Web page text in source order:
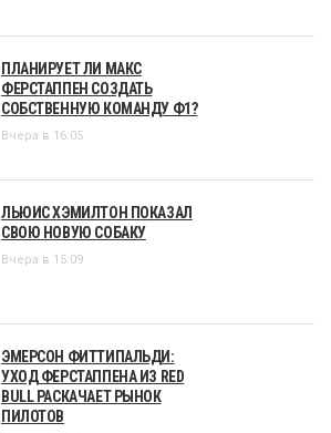
ПЛАНИРУЕТ ЛИ МАКС
ФЕРСТАППЕН СОЗДАТЬ
СОБСТВЕННУЮ КОМАНДУ Ф1?
Вчера в 16:05
ЛЬЮИС ХЭМИЛТОН ПОКАЗАЛ
СВОЮ НОВУЮ СОБАКУ
Вчера в 15:09
ЭМЕРСОН ФИТТИПАЛЬДИ:
УХОД ФЕРСТАППЕНА ИЗ RED
BULL РАСКАЧАЕТ РЫНОК
ПИЛОТОВ